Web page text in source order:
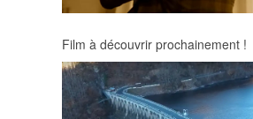
Film à découvrir prochainement !